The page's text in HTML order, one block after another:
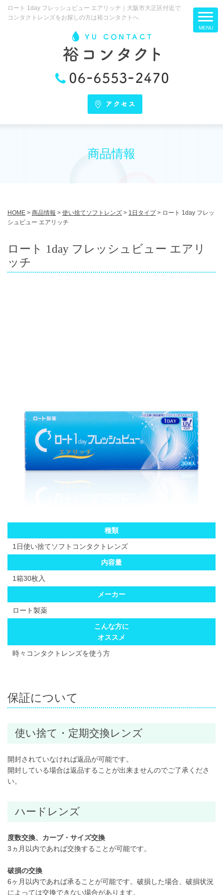
ロート 1day フレッシュビュー エアリッチ｜大阪市大正区付近で
コンタクトレンズをお探しの方は裕コンタクトへ
商品情報
HOME > 商品情報 > 使い捨てソフトレンズ > 1日タイプ> ロート 1day フレッ
シュビュー エアリッチ
ロート 1day フレッシュビュー エアリ
ッチ
種類
1日使い捨てソフトコンタクトレンズ
内容量
1箱30枚入
メーカー
ロート製薬
こんな方に
オススメ
時々コンタクトレンズを使う方
保証について
使い捨て・定期交換レンズ
開封されていなければ返品が可能です。
開封している場合は返品することが出来ませんのでご了承くださ
い。
ハードレンズ
度数交換、カーブ・サイズ交換
3ヵ月以内であれば交換することが可能です。
破損の交換
6ヶ月以内であれば承ることが可能です。破損した場合、破損状況
によっては交換できない場合があります。